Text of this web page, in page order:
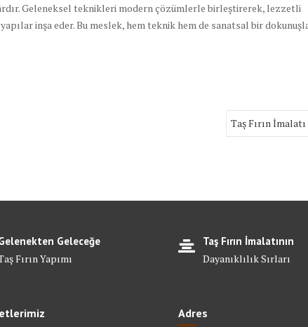
Geleneksel teknikleri modern çözümlerle birleştirerek, lezzetli
inşa eder. Bu meslek, hem teknik hem de sanatsal bir
Taş Fırın İmalatı
Geleceğe
Fırın Yapımı
Taş Fırın İmalatının
Dayanıklılık Sırları
Adres